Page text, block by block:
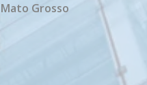
Mato Grosso